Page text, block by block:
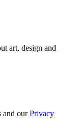
art, design and
and ourPrivacy